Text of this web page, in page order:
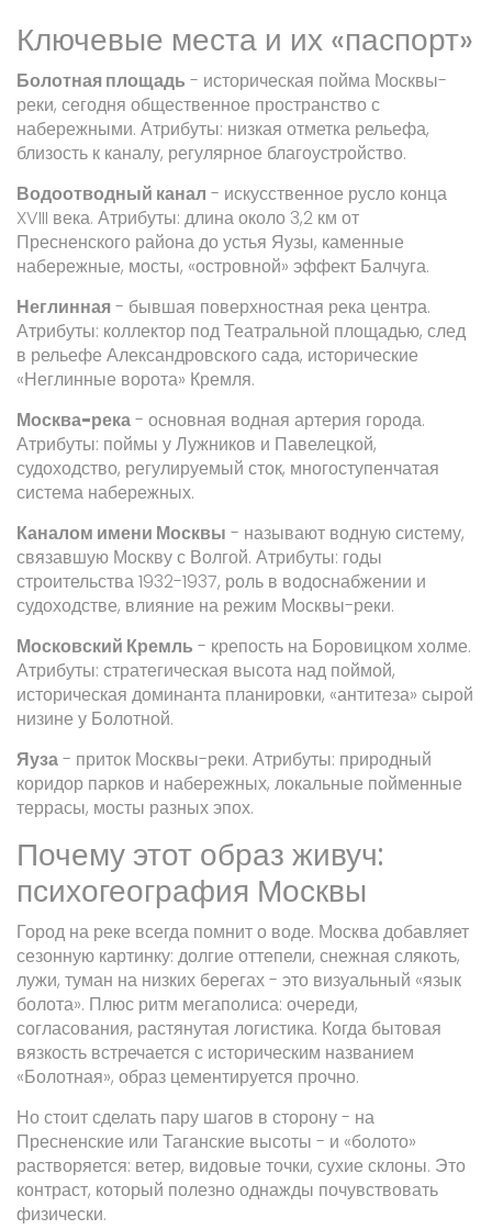
Ключевые места и их «паспорт»
Болотная площадь - историческая пойма Москвы-
реки, сегодня общественное пространство с
набережными. Атрибуты: низкая отметка рельефа,
близость к каналу, регулярное благоустройство.
Водоотводный канал - искусственное русло конца
XVIII века. Атрибуты: длина около 3,2 км от
Пресненского района до устья Яузы, каменные
набережные, мосты, «островной» эффект Балчуга.
Неглинная- бывшая поверхностная река центра.
Атрибуты: коллектор под Театральной площадью, след
в рельефе Александровского сада, исторические
«Неглинные ворота» Кремля.
Москва-река- основная водная артерия города.
Атрибуты: поймы у Лужников и Павелецкой,
судоходство, регулируемый сток, многоступенчатая
система набережных.
Каналом имени Москвы - называют водную систему,
связавшую Москву с Волгой. Атрибуты: годы
строительства 1932-1937, роль в водоснабжении и
судоходстве, влияние на режим Москвы-реки.
Московский Кремль - крепость на Боровицком холме.
Атрибуты: стратегическая высота над поймой,
историческая доминанта планировки, «антитеза» сырой
низине у Болотной.
Яуза- приток Москвы-реки. Атрибуты: природный
коридор парков и набережных, локальные пойменные
террасы, мосты разных эпох.
Почему этот образ живуч:
психогеография Москвы
Город на реке всегда помнит о воде. Москва добавляет
сезонную картинку: долгие оттепели, снежная слякоть,
лужи, туман на низких берегах - это визуальный «язык
болота». Плюс ритм мегаполиса: очереди,
согласования, растянутая логистика. Когда бытовая
вязкость встречается с историческим названием
«Болотная», образ цементируется прочно.
Но стоит сделать пару шагов в сторону - на
Пресненские или Таганские высоты - и «болото»
растворяется: ветер, видовые точки, сухие склоны. Это
контраст, который полезно однажды почувствовать
физически.